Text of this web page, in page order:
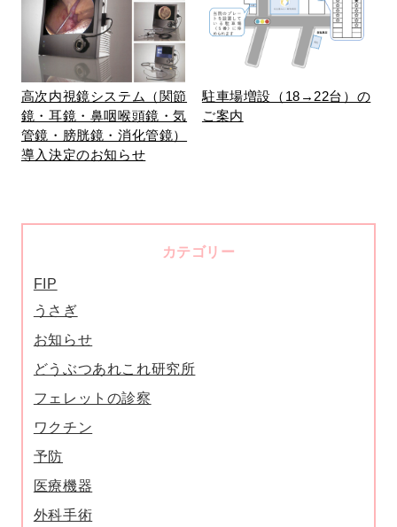
高次内視鏡システム（関節
鏡・耳鏡・鼻咽喉頭鏡・気
管鏡・膀胱鏡・消化管鏡）
導入決定のお知らせ
駐車場増設（18→22台）の
ご案内
カテゴリー
FIP
うさぎ
お知らせ
どうぶつあれこれ研究所
フェレットの診察
ワクチン
予防
医療機器
外科手術